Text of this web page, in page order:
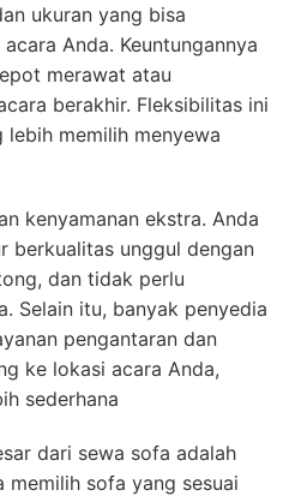
ukuran yang bisa
Anda. Keuntungannya
merawat atau
berakhir. Fleksibilitas ini
memilih menyewa
kenyamanan ekstra. Anda
berkualitas unggul dengan
dan tidak perlu
Selain itu, banyak penyedia
pengantaran dan
ke lokasi acara Anda,
sederhana
dari sewa sofa adalah
sofa yang sesuai